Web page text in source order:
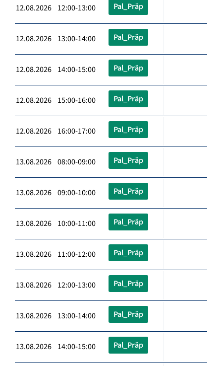
12.08.2026 12:00-13:00 Pal_Präp
12.08.2026 13:00-14:00 Pal_Präp
12.08.2026 14:00-15:00 Pal_Präp
12.08.2026 15:00-16:00 Pal_Präp
12.08.2026 16:00-17:00 Pal_Präp
13.08.2026 08:00-09:00 Pal_Präp
13.08.2026 09:00-10:00 Pal_Präp
13.08.2026 10:00-11:00 Pal_Präp
13.08.2026 11:00-12:00 Pal_Präp
13.08.2026 12:00-13:00 Pal_Präp
13.08.2026 13:00-14:00 Pal_Präp
13.08.2026 14:00-15:00 Pal_Präp